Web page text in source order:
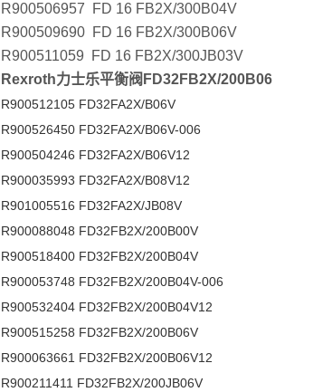
R900506957 FD 16 FB2X/300B04V
R900509690 FD 16 FB2X/300B06V
R900511059 FD 16 FB2X/300JB03V
Rexroth力士乐平衡阀FD32FB2X/200B06
R900512105 FD32FA2X/B06V
R900526450 FD32FA2X/B06V-006
R900504246 FD32FA2X/B06V12
R900035993 FD32FA2X/B08V12
R901005516 FD32FA2X/JB08V
R900088048 FD32FB2X/200B00V
R900518400 FD32FB2X/200B04V
R900053748 FD32FB2X/200B04V-006
R900532404 FD32FB2X/200B04V12
R900515258 FD32FB2X/200B06V
R900063661 FD32FB2X/200B06V12
R900211411 FD32FB2X/200JB06V